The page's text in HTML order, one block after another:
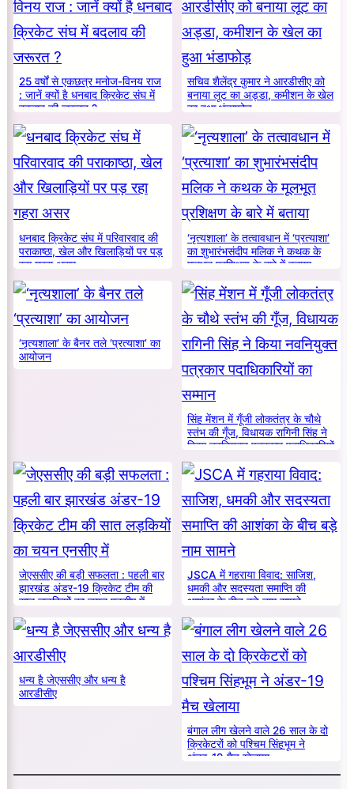
25 वर्षों से एकछत्र मनोज-विनय राज
: जानें क्यों है धनबाद क्रिकेट संघ में
बदलाव की जरूरत ?
सचिव शैलेंद्र कुमार ने आरडीसीए को
बनाया लूट का अड्डा, कमीशन के खेल
का हुआ भंडाफोड़
धनबाद क्रिकेट संघ में परिवारवाद की
पराकाष्ठा, खेल और खिलाड़ियों पर पड़
रहा गहरा असर
‘नृत्यशाला’ के तत्वावधान में ‘प्रत्याशा’
का शुभारंभसंदीप मलिक ने कथक के
मूलभूत प्रशिक्षण के बारे में बताया
‘नृत्यशाला’ के बैनर तले ‘प्रत्याशा’ का
आयोजन
सिंह मेंशन में गूँजी लोकतंत्र के चौथे
स्तंभ की गूँज, विधायक रागिनी सिंह ने
किया नवनियुक्त पत्रकार पदाधिकारियों
का सम्मान
जेएससीए की बड़ी सफलता : पहली बार
झारखंड अंडर-19 क्रिकेट टीम की
सात लड़कियों का चयन एनसीए में
JSCA में गहराया विवाद: साजिश,
धमकी और सदस्यता समाप्ति की
आशंका के बीच बड़े नाम सामने
धन्य है जेएससीए और धन्य है
आरडीसीए
बंगाल लीग खेलने वाले 26 साल के दो
क्रिकेटरों को पश्चिम सिंहभूम ने
अंडर-19 मैच खेलाया